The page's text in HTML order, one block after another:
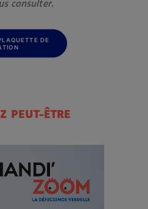
consulter.
DE
PEUT-ÊTRE